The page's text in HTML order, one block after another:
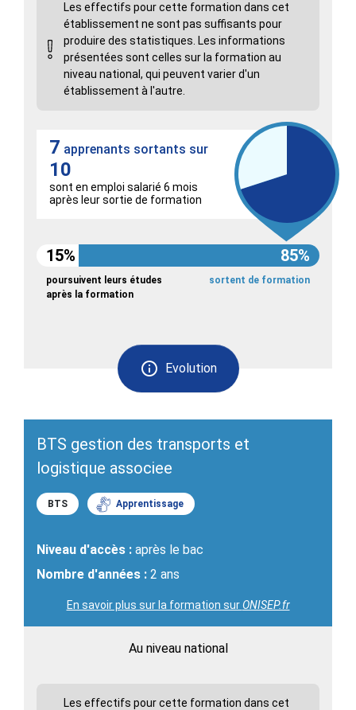
Les effectifs pour cette formation dans cet
établissement ne sont pas suffisants pour
produire des statistiques. Les informations
présentées sont celles sur la formation au
niveau national, qui peuvent varier d'un
établissement à l'autre.
Evolution
7 apprenants sortants sur
10
sont en emploi salarié 6 mois
après leur sortie de formation
15% 85%
poursuivent leurs études
après la formation
sortent de formation
BTS gestion des transports et
logistique associee
BTS Apprentissage
Niveau d'accès : après le bac
Nombre d'années : 2 ans
En savoir plus sur la formation surONISEP.fr
Au niveau national
Les effectifs pour cette formation dans cet